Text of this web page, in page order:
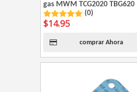
gas MWM TCG2020 TBG620
(0)
$14.95
comprar Ahora